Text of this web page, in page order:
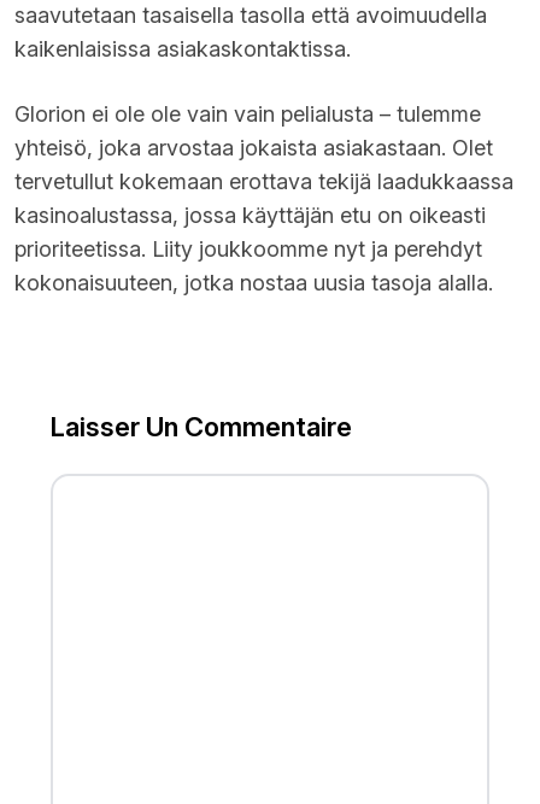
saavutetaan tasaisella tasolla että avoimuudella
kaikenlaisissa asiakaskontaktissa.
Glorion ei ole ole vain vain pelialusta – tulemme
yhteisö, joka arvostaa jokaista asiakastaan. Olet
tervetullut kokemaan erottava tekijä laadukkaassa
kasinoalustassa, jossa käyttäjän etu on oikeasti
prioriteetissa. Liity joukkoomme nyt ja perehdyt
kokonaisuuteen, jotka nostaa uusia tasoja alalla.
Laisser Un Commentaire